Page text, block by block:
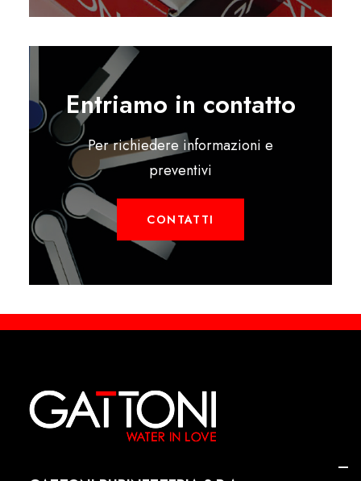
Entriamo in contatto
Per richiedere informazioni e
preventivi
CONTATTI